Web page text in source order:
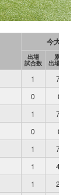
今大会
出場
試合数
累計
出場時間
1 70
0 0
1 70
0 0
1 70
1 49
1 21